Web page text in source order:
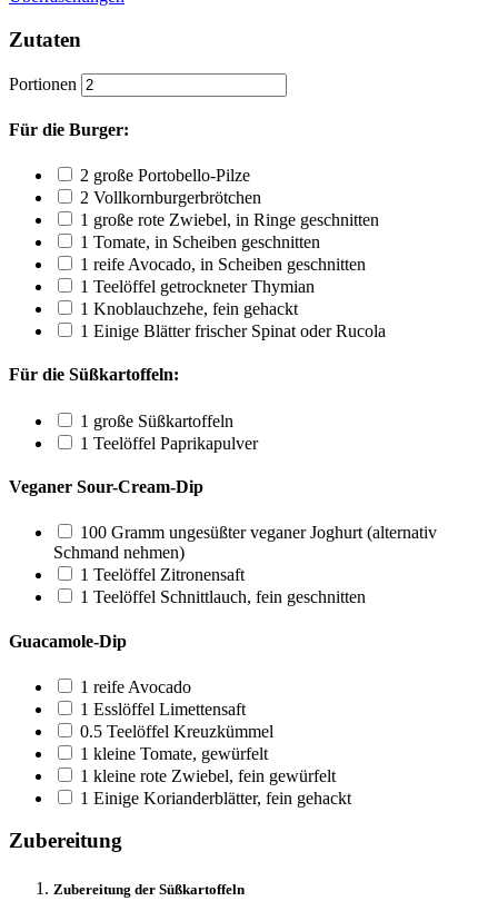
Zutaten
Portionen
Für die Burger:
2 große Portobello-Pilze
2 Vollkornburgerbrötchen
1 große rote Zwiebel, in Ringe geschnitten
1 Tomate, in Scheiben geschnitten
1 reife Avocado, in Scheiben geschnitten
1 Teelöffel getrockneter Thymian
1 Knoblauchzehe, fein gehackt
1 Einige Blätter frischer Spinat oder Rucola
Für die Süßkartoffeln:
1 große Süßkartoffeln
1 Teelöffel Paprikapulver
Veganer Sour-Cream-Dip
100 Gramm ungesüßter veganer Joghurt (alternativ
Schmand nehmen)
1 Teelöffel Zitronensaft
1 Teelöffel Schnittlauch, fein geschnitten
Guacamole-Dip
1 reife Avocado
1 Esslöffel Limettensaft
0.5 Teelöffel Kreuzkümmel
1 kleine Tomate, gewürfelt
1 kleine rote Zwiebel, fein gewürfelt
1 Einige Korianderblätter, fein gehackt
Zubereitung
Zubereitung der Süßkartoffeln